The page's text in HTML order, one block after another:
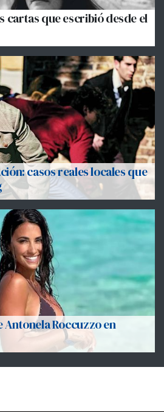
casos reales locales que
cartas que escribió desde el
Antonela Roccuzzo en